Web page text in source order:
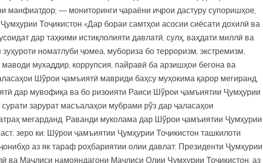
манфиатдор; — мониторинги ҷараёни иҷрои дастуру супоришҳое,
Тоҷикистон «Дар бораи самтҳои асосии сиёсати дохилӣ ва
дар таҳкими истиқлолияти давлатӣ, сулҳ, ваҳдати миллӣ ва
номатлуби ҷомеа, мубориза бо терроризм, экстремизм,
мухаддир, коррупсия, пайравӣ ба арзишҳои бегона ва
Шўрои ҷамъиятӣ мавриди баҳсу муҳокима қарор мегиранд,
дар мувофиқа ва бо ризоияти Раиси Шўрои ҷамъиятии Ҷумҳурии
зарурат масъалаҳои мубрами рўз дар ҷаласаҳои
мегарданд. Раванди муколама дар Шўрои ҷамъиятии Ҷумҳурии
зеро ки: Шӯрои ҷамъиятии Ҷумҳурии Тоҷикистон ташкилоти
аз як тараф роҳбариятии олии давлат: Президенти Ҷумҳурии
ва Маҷлиси намояндагони Маҷлиси Олии Ҷумҳурии Тоҷикистон, аз